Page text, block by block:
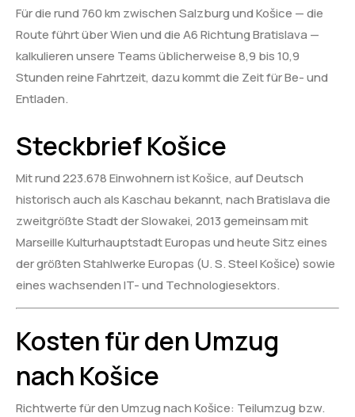
Für die rund 760 km zwischen Salzburg und Košice — die
Route führt über Wien und die A6 Richtung Bratislava —
kalkulieren unsere Teams üblicherweise 8,9 bis 10,9
Stunden reine Fahrtzeit, dazu kommt die Zeit für Be- und
Entladen.
Steckbrief Košice
Mit rund 223.678 Einwohnern ist Košice, auf Deutsch
historisch auch als Kaschau bekannt, nach Bratislava die
zweitgrößte Stadt der Slowakei, 2013 gemeinsam mit
Marseille Kulturhauptstadt Europas und heute Sitz eines
der größten Stahlwerke Europas (U. S. Steel Košice) sowie
eines wachsenden IT- und Technologiesektors.
Kosten für den Umzug
nach Košice
Richtwerte für den Umzug nach Košice: Teilumzug bzw.